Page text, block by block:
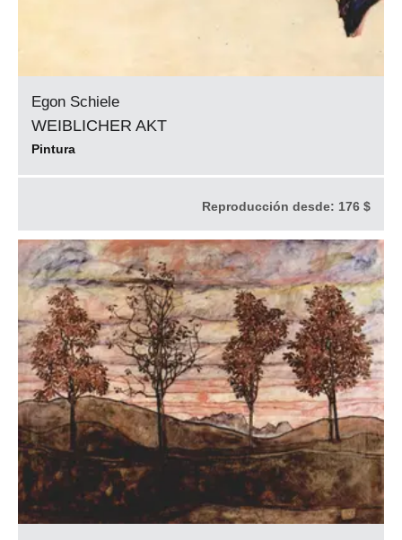
Egon Schiele
WEIBLICHER AKT
Pintura
Reproducción desde: 176 $